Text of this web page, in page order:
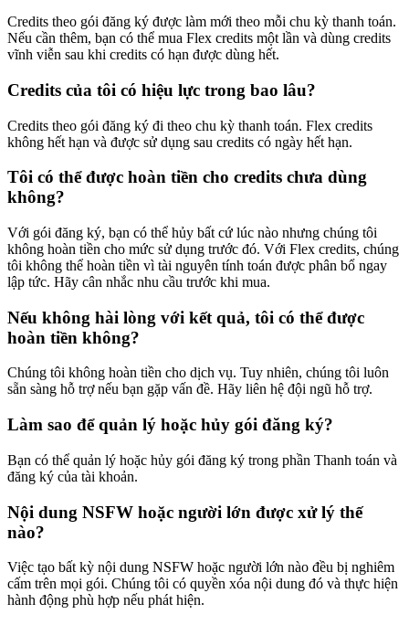
Credits theo gói đăng ký được làm mới theo mỗi chu kỳ thanh toán.
Nếu cần thêm, bạn có thể mua Flex credits một lần và dùng credits
vĩnh viễn sau khi credits có hạn được dùng hết.
Credits của tôi có hiệu lực trong bao lâu?
Credits theo gói đăng ký đi theo chu kỳ thanh toán. Flex credits
không hết hạn và được sử dụng sau credits có ngày hết hạn.
Tôi có thể được hoàn tiền cho credits chưa dùng
không?
Với gói đăng ký, bạn có thể hủy bất cứ lúc nào nhưng chúng tôi
không hoàn tiền cho mức sử dụng trước đó. Với Flex credits, chúng
tôi không thể hoàn tiền vì tài nguyên tính toán được phân bổ ngay
lập tức. Hãy cân nhắc nhu cầu trước khi mua.
Nếu không hài lòng với kết quả, tôi có thể được
hoàn tiền không?
Chúng tôi không hoàn tiền cho dịch vụ. Tuy nhiên, chúng tôi luôn
sẵn sàng hỗ trợ nếu bạn gặp vấn đề. Hãy liên hệ đội ngũ hỗ trợ.
Làm sao để quản lý hoặc hủy gói đăng ký?
Bạn có thể quản lý hoặc hủy gói đăng ký trong phần Thanh toán và
đăng ký của tài khoản.
Nội dung NSFW hoặc người lớn được xử lý thế
nào?
Việc tạo bất kỳ nội dung NSFW hoặc người lớn nào đều bị nghiêm
cấm trên mọi gói. Chúng tôi có quyền xóa nội dung đó và thực hiện
hành động phù hợp nếu phát hiện.